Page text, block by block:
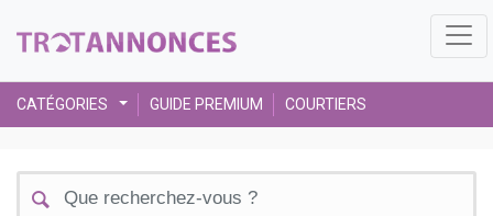
CATÉGORIES GUIDE PREMIUM COURTIERS